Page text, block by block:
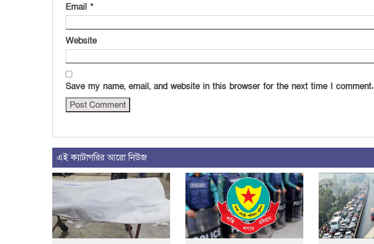
Email *
Website
Save my name, email, and website in this browser for the next time I comment.
এই ক্যাটাগরির আরো নিউজ